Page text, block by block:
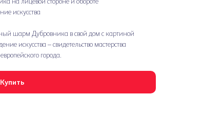
искусства
шарм Дубровника в свой дом с картиной
искусства – свидетельство мастерства
города.
Купить